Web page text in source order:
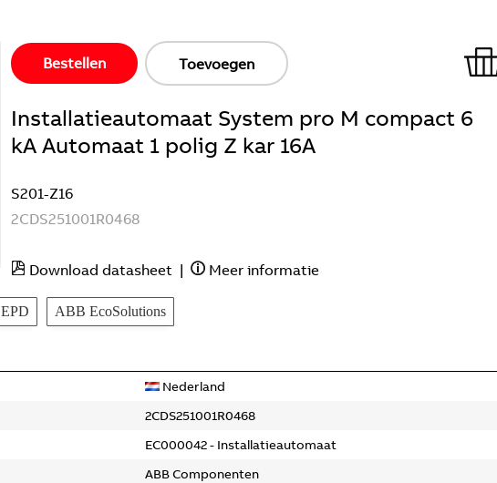
Bestellen Toevoegen
Installatieautomaat System pro M compact 6
kA Automaat 1 polig Z kar 16A
S201-Z16
2CDS251001R0468
Download datasheet | Meer informatie
EPD ABB EcoSolutions
Nederland
2CDS251001R0468
EC000042 - Installatieautomaat
ABB Componenten